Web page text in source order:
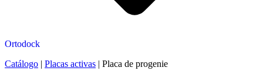
Ortodock
Catálogo | Placas activas | Placa de progenie